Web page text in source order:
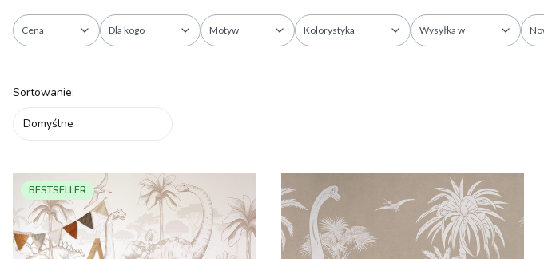
Cena Dla kogo Motyw Kolorystyka Wysyłka w
Lista produktów
Sortowanie:
Domyślne
BESTSELLER